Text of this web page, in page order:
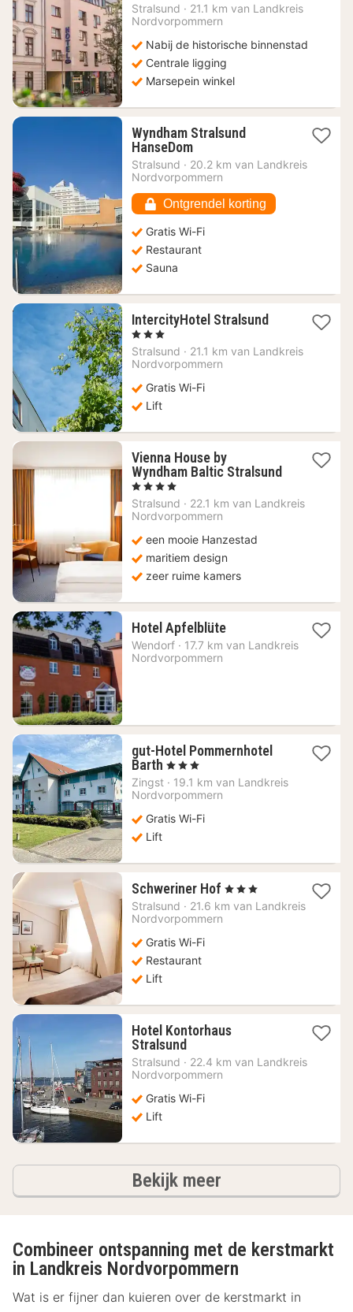
€
Stralsund · 21.1 km van Landkreis
Nordvorpommern
Nabij de historische binnenstad
Centrale ligging
Marsepein winkel
Wyndham Stralsund
HanseDom1
nacht
vanaf
€
Stralsund · 20.2 km van Landkreis
Nordvorpommern
Ontgrendel korting
Gratis Wi-Fi
Restaurant
Sauna
IntercityHotel Stralsund1
vanaf
, 3 Sterren
Stralsund · 21.1 km van Landkreis
Nordvorpommern
Gratis Wi-Fi
Lift
Vienna House by
Wyndham Baltic Stralsund
1
nacht
vanaf
€
, 4 Sterren
Stralsund · 22.1 km van Landkreis
Nordvorpommern
een mooie Hanzestad
maritiem design
zeer ruime kamers
Hotel Apfelblüte1
nacht
Wendorf · 17.7 km van Landkreis
Nordvorpommern
gut-Hotel Pommernhotel
Barth 1
nacht
vanaf
103,74
€
, 3 Sterren
Zingst · 19.1 km van Landkreis
Nordvorpommern
Gratis Wi-Fi
Lift
Schweriner Hof 1
nacht
, 3 Sterren
Stralsund · 21.6 km van Landkreis
Nordvorpommern
Gratis Wi-Fi
Restaurant
Lift
Hotel Kontorhaus
Stralsund1
nacht
vanaf
€
Stralsund · 22.4 km van Landkreis
Nordvorpommern
Gratis Wi-Fi
Lift
Bekijk meerhotels
Combineer ontspanning met de kerstmarkt
in Landkreis Nordvorpommern
Wat is er fijner dan kuieren over de kerstmarkt in